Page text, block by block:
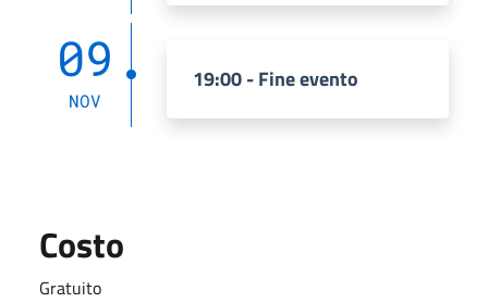
09
NOV
19:00 - Fine evento
Costo
Gratuito